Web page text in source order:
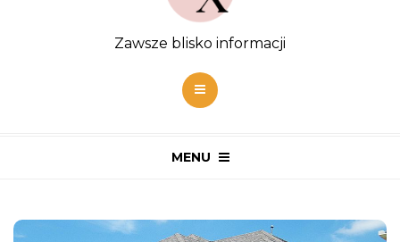
Zawsze blisko informacji
MENU